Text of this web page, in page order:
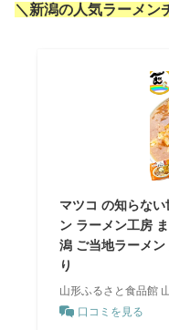
＼新潟の人気ラーメン
マツコ の知らな
ン ラーメン工房
潟 ご当地ラーメ
り
山形ふるさと食品館
口コミを見る